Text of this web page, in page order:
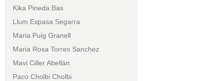
Kika Pineda Bas
Llum Espasa Segarra
Maria Puig Granell
Maria Rosa Torres Sanchez
Mavi Ciller Abellán
Paco Cholbi Cholbi